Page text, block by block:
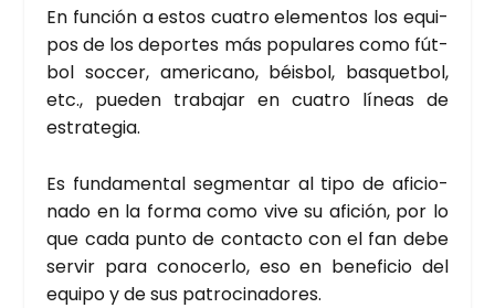
En fun­ción a estos cua­tro ele­men­tos los equi­
pos de los depor­tes más popu­la­res como fút­
bol soc­cer, ame­ri­cano, béis­bol, bas­quet­bol,
etc., pue­den tra­ba­jar en cua­tro líneas de
estra­te­gia.
Es fun­da­men­tal seg­men­tar al tipo de afi­cio­
na­do en la for­ma como vive su afi­ción, por lo
que cada pun­to de con­tac­to con el fan debe
ser­vir para cono­cer­lo, eso en bene­fi­cio del
equi­po y de sus patro­ci­na­do­res.